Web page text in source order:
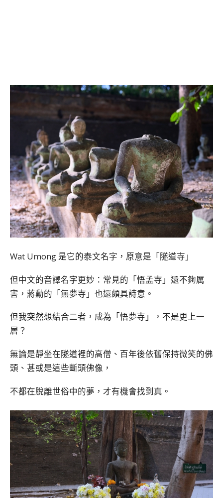
Wat Umong 是它的泰文名字，原意是「隧道寺」
但中文的音譯名字更妙：常見的「悟孟寺」還不夠厲
害，蔣勳的「無夢寺」也還頗具詩意。
但我突然想結合二者，成為「悟夢寺」，不是更上一
層？
無論是靜坐在隧道裡的高僧、百年後依舊保持微笑的佛
頭、甚或是這些斷頭佛像，
不都在脫離世俗中的夢，才有機會找到真。